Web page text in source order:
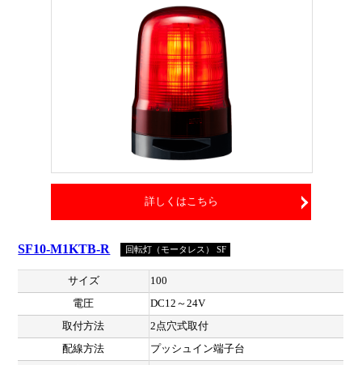
詳しくはこちら
SF10-M1KTB-R 回転灯（モータレス） SF
サイズ
100
電圧
DC12～24V
取付方法
2点穴式取付
配線方法
プッシュイン端子台